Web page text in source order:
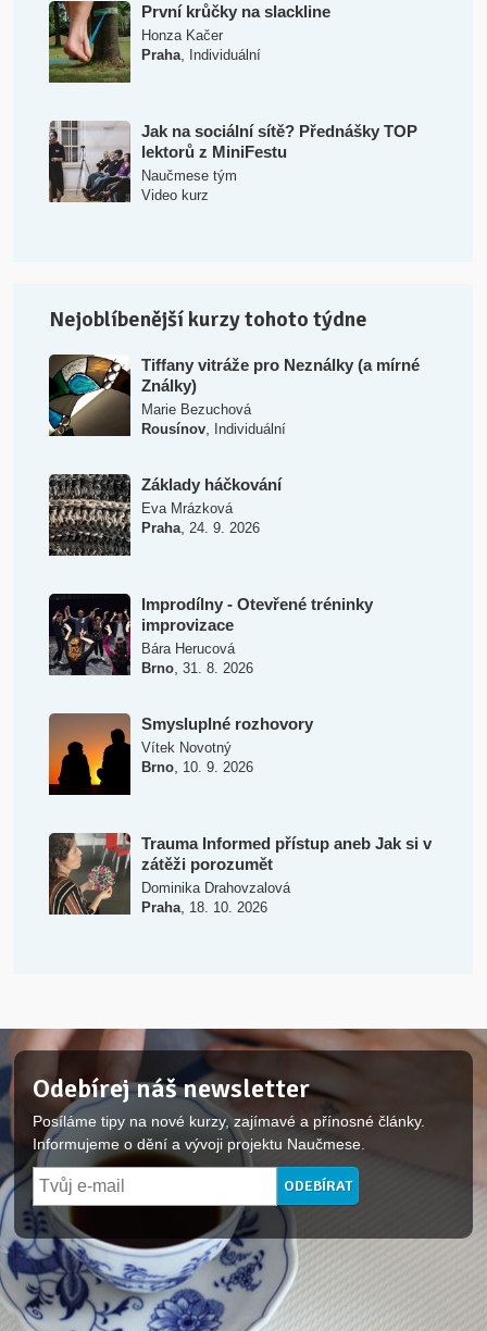
První krůčky na slackline
Honza Kačer
Praha, Individuální
Jak na sociální sítě? Přednášky TOP
lektorů z MiniFestu
Naučmese tým
Video kurz
Nejoblíbenější kurzy tohoto týdne
Tiffany vitráže pro Neználky (a mírné
Ználky)
Marie Bezuchová
Rousínov, Individuální
Základy háčkování
Eva Mrázková
Praha, 24. 9. 2026
Improdílny - Otevřené tréninky
improvizace
Bára Herucová
Brno, 31. 8. 2026
Smysluplné rozhovory
Vítek Novotný
Brno, 10. 9. 2026
Trauma Informed přístup aneb Jak si v
zátěži porozumět
Dominika Drahovzalová
Praha, 18. 10. 2026
Odebírej náš newsletter
Posíláme tipy na nové kurzy, zajímavé a přínosné články.
Informujeme o dění a vývoji projektu Naučmese.